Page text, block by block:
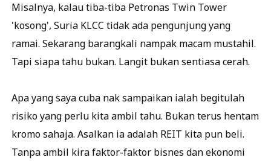
Misalnya, kalau tiba-tiba Petronas Twin Tower
'kosong', Suria KLCC tidak ada pengunjung yang
ramai. Sekarang barangkali nampak macam mustahil.
Tapi siapa tahu bukan. Langit bukan sentiasa cerah.
Apa yang saya cuba nak sampaikan ialah begitulah
risiko yang perlu kita ambil tahu. Bukan terus hentam
kromo sahaja. Asalkan ia adalah REIT kita pun beli.
Tanpa ambil kira faktor-faktor bisnes dan ekonomi